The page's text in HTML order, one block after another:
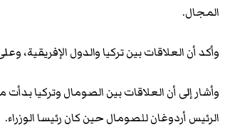
المجال.
وأكد أن العلاقات بين تركيا والدول الإفريقية،
الرئيس أردوغان للصومال حين كان رئيسا الوزراء.